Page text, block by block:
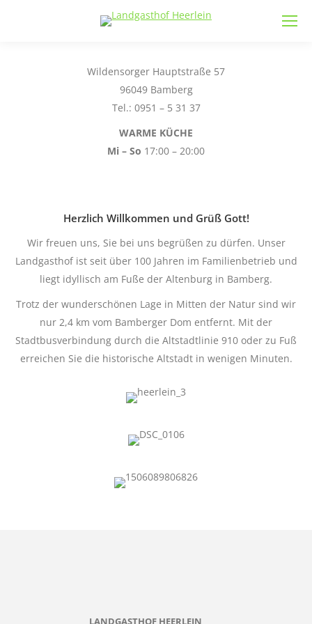
Wildensorger Hauptstraße 57
96049 Bamberg
Tel.: 0951 – 5 31 37
WARME KÜCHE
Mi – So 17:00 – 20:00
Herzlich Willkommen und Grüß Gott!
Wir freuen uns, Sie bei uns begrüßen zu dürfen. Unser
Landgasthof ist seit über 100 Jahren im Familienbetrieb und
liegt idyllisch am Fuße der Altenburg in Bamberg.
Trotz der wunderschönen Lage in Mitten der Natur sind wir
nur 2,4 km vom Bamberger Dom entfernt. Mit der
Stadtbusverbindung durch die Altstadtlinie 910 oder zu Fuß
erreichen Sie die historische Altstadt in wenigen Minuten.
LANDGASTHOF HEERLEIN